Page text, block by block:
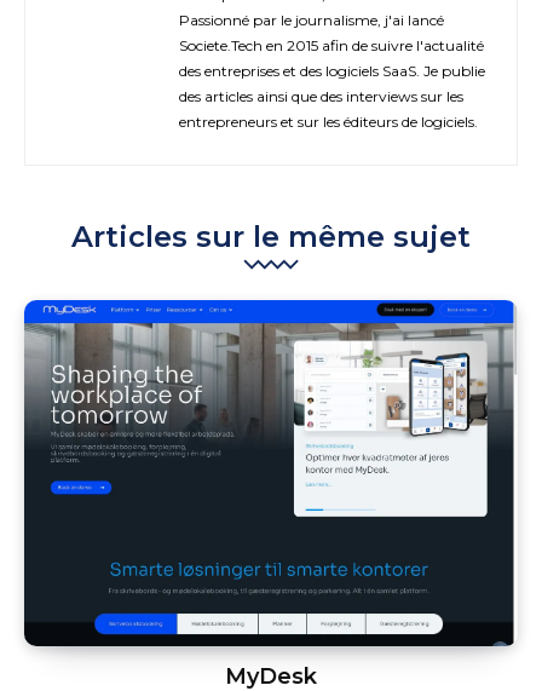
Passionné par le journalisme, j'ai lancé
Societe.Tech en 2015 afin de suivre l'actualité
des entreprises et des logiciels SaaS. Je publie
des articles ainsi que des interviews sur les
entrepreneurs et sur les éditeurs de logiciels.
Articles sur le même sujet
MyDesk